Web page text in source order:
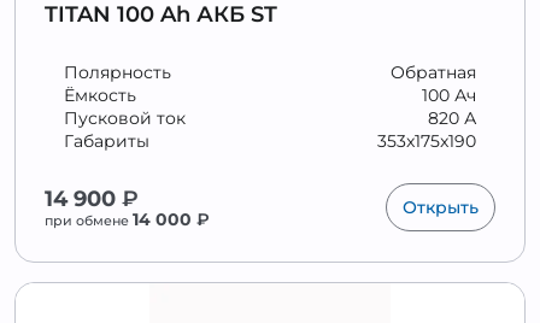
TITAN 100 Ah АКБ ST
Обратная
Полярность
100 Ач
Ёмкость
820 А
Пусковой ток
353x175x190
Габариты
14 900 ₽
при обмене 14 000 ₽
Открыть